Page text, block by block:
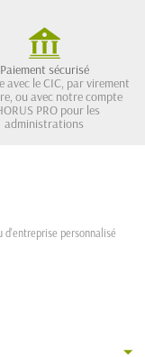
Paiement sécurisé
avec le CIC, par virement
ou avec notre compte
PRO pour les
administrations
personnalisé